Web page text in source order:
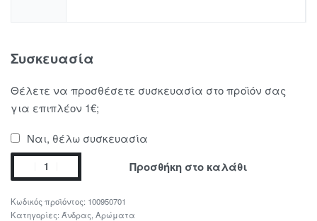
Συσκευασία
Θέλετε να προσθέσετε συσκευασία στο προϊόν σας
για επιπλέον 1€;
Ναι, θέλω συσκευασία
Προσθήκη στο καλάθι
100950701
Κατηγορίες: Άνδρας Αρώματα